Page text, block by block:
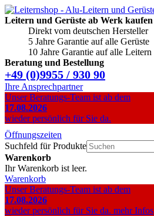
Leitern und Gerüste ab Werk kaufen
Direkt vom deutschen Hersteller
5 Jahre Garantie auf alle Gerüste
10 Jahre Garantie auf alle Leitern
Beratung und Bestellung
+49 (0)9955 / 930 90
Ihre Ansprechpartner
Unser Beratungs-Team ist ab dem
17.08.2026
wieder persönlich für Sie da.
Öffnungszeiten
Suchfeld für Produkte
Warenkorb
Ihr Warenkorb ist leer.
Warenkorb
Unser Beratungs-Team ist ab dem
17.08.2026
wieder persönlich für Sie da. mehr Infos